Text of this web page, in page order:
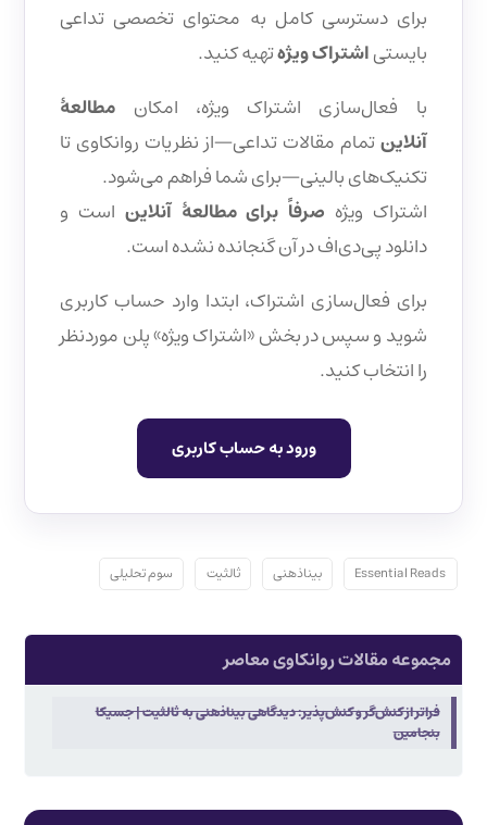
برای دسترسی کامل به محتوای تخصصی تداعی
بایستیاشتراک ویژهتهیه کنید.
با فعال‌سازی اشتراک ویژه، امکان مطالعهٔ
آنلاینتمام مقالات تداعی—از نظریات روانکاوی تا
تکنیک‌های بالینی—برای شما فراهم می‌شود.
اشتراک ویژه صرفاً برای مطالعهٔ آنلاین است و
دانلود پی‌دی‌اف در آن گنجانده نشده است.
برای فعال‌سازی اشتراک، ابتدا وارد حساب کاربری
شوید و سپس در بخش «اشتراک ویژه» پلن موردنظر
را انتخاب کنید.
ورود به حساب کاربری
Essential Reads بیناذهنی ثالثیت سوم تحلیلی
مجموعه مقالات روانکاوی معاصر
فراتر از کنش‌گر و کنش‌پذیر: دیدگاهی بیناذهنی به ثالثیت | جسیکا
بنجامین